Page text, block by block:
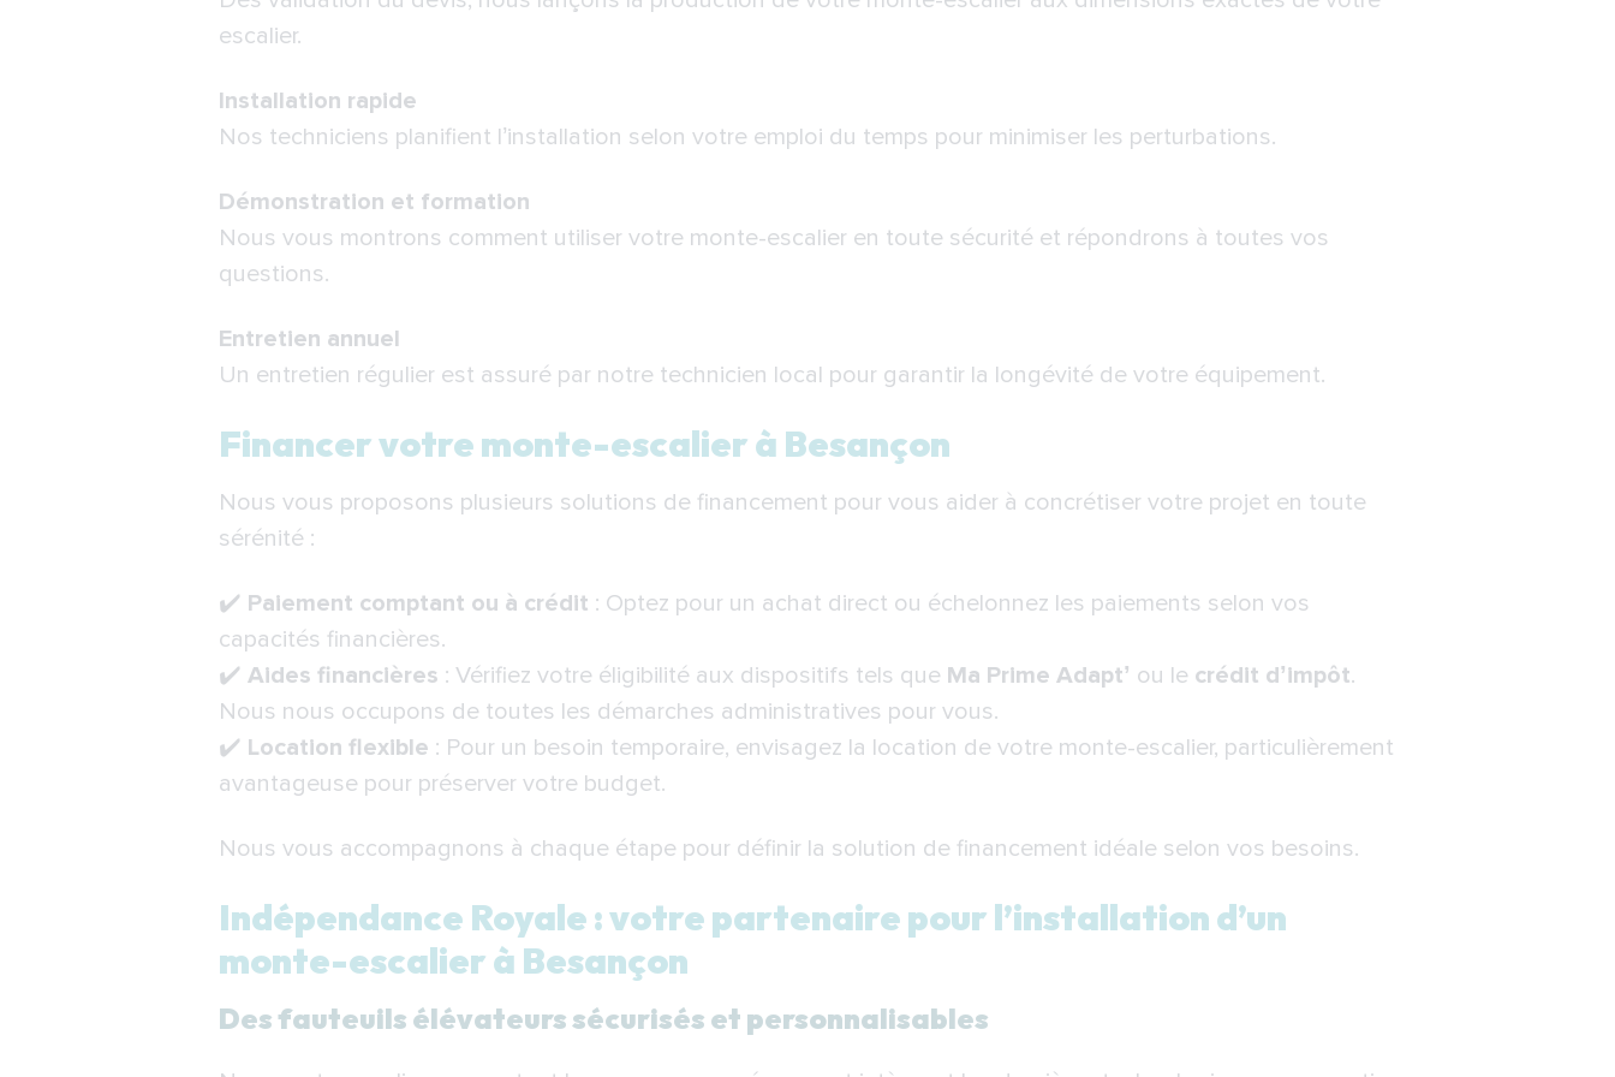
escalier.
Installation rapide
Nos techniciens planifient l’installation selon votre emploi du temps pour minimiser les perturbations.
Démonstration et formation
Nous vous montrons comment utiliser votre monte-escalier en toute sécurité et répondrons à toutes vos
questions.
Entretien annuel
Un entretien régulier est assuré par notre technicien local pour garantir la longévité de votre équipement.
Financer votre monte-escalier à Besançon
Nous vous proposons plusieurs solutions de financement pour vous aider à concrétiser votre projet en toute
sérénité :
✔️ Paiement comptant ou à crédit : Optez pour un achat direct ou échelonnez les paiements selon vos
capacités financières.
✔️ Aides financières : Vérifiez votre éligibilité aux dispositifs tels que Ma Prime Adapt’ ou le crédit d’impôt.
Nous nous occupons de toutes les démarches administratives pour vous.
✔️ Location flexible : Pour un besoin temporaire, envisagez la location de votre monte-escalier, particulièrement
avantageuse pour préserver votre budget.
Nous vous accompagnons à chaque étape pour définir la solution de financement idéale selon vos besoins.
Indépendance Royale : votre partenaire pour l’installation d’un
monte-escalier à Besançon
Des fauteuils élévateurs sécurisés et personnalisables